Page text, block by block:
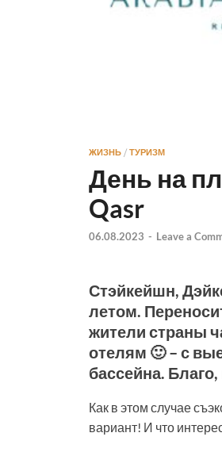
ЖИЗНЬ / ТУРИЗМ
День на
Qasr
06.08.2023 - Leave a
Стэйкейшн,
летом.
жители страны
отелям 🙂 – с
бассейна.
Как в этом случае
вариант! И что